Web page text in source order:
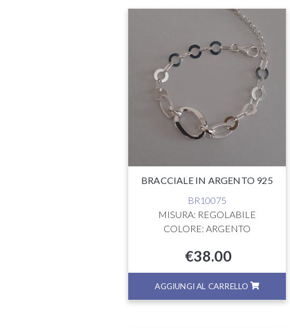
BRACCIALE IN ARGENTO 925
BR10075
MISURA: REGOLABILE
COLORE: ARGENTO
€38.00
AGGIUNGI AL CARRELLO